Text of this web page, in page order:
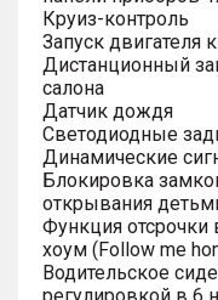
Круиз-контроль
Запуск двигателя
Дистанционный
салона
Датчик дождя
Светодиодные
Динамические
Блокировка
открывания
Функция
хоум (Follow me
Водительское
регулировкой в 6